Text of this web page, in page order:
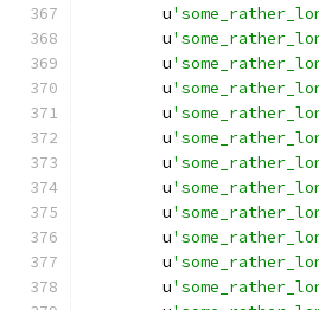
        u
        u
        u
        u
        u
        u
        u
        u
        u
        u
        u
        u